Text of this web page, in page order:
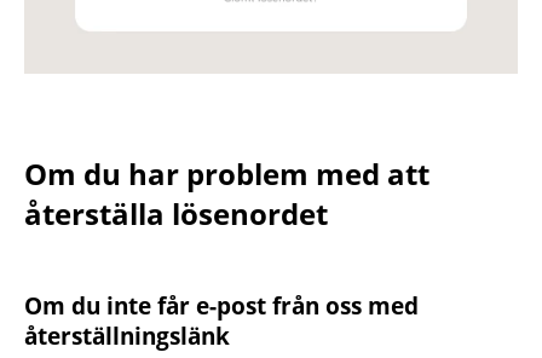
Om du har problem med att
återställa lösenordet
Om du inte får e-post från oss med
återställningslänk